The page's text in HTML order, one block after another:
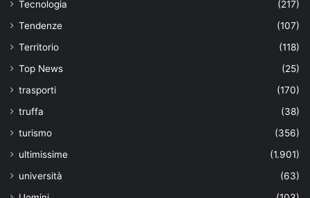
Tecnologia
(217)
Tendenze
(107)
Territorio
(118)
Top News
(25)
trasporti
(170)
truffa
(38)
turismo
(356)
ultimissime
(1.901)
università
(63)